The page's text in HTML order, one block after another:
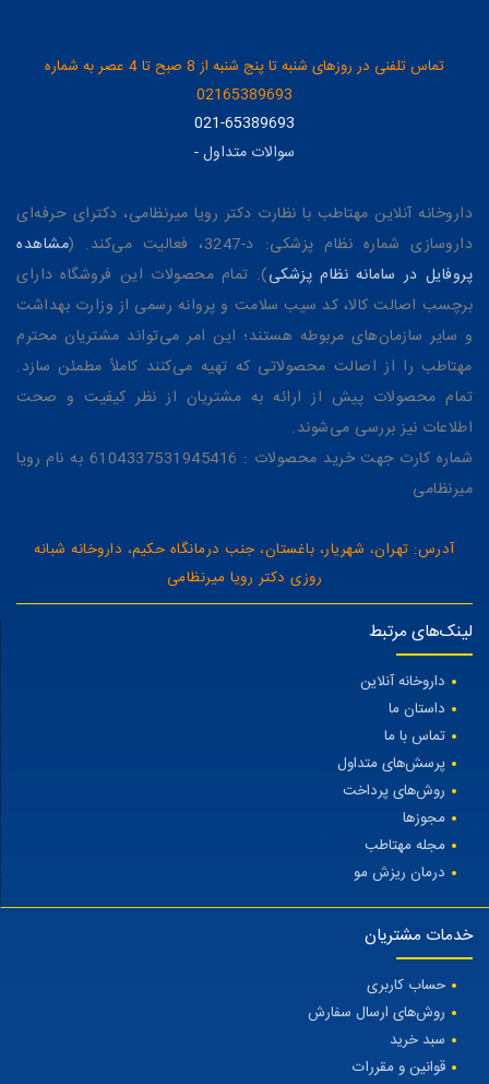
تماس تلفنی در روزهای شنبه تا پنج شنبه از 8 صبح تا 4 عصر به شماره
02165389693
021-65389693
سوالات متداول-
داروخانه آنلاین مهتاطب با نظارت دکتر رویا میرنظامی، دکترای حرفه‌ای
داروسازی شماره نظام پزشکی: د-3247، فعالیت می‌کند. (
مشاهده
پروفایل در سامانه نظام پزشکی). تمام محصولات این فروشگاه دارای
برچسب اصالت کالا، کد سیب سلامت و پروانه رسمی از وزارت بهداشت
و سایر سازمان‌های مربوطه هستند؛ این امر می‌تواند مشتریان محترم
مهتاطب را از اصالت محصولاتی که تهیه می‌کنند کاملاً مطمئن سازد.
تمام محصولات پیش از ارائه به مشتریان از نظر کیفیت و صحت
اطلاعات نیز بررسی می‌شوند.
شماره کارت جهت خرید محصولات : 6104337531945416 به نام رویا
میرنظامی
آدرس: تهران، شهریار، باغستان، جنب درمانگاه حکیم، داروخانه شبانه
روزی دکتر رویا میرنظامی
لینک‌های مرتبط
داروخانه آنلاین
داستان ما
تماس با ما
پرسش‌های متداول
روش‌های پرداخت
مجوزها
مجله مهتاطب
درمان ریزش مو
خدمات مشتریان
حساب کاربری
روش‌های ارسال سفارش
سبد خرید
قوانین و مقررات